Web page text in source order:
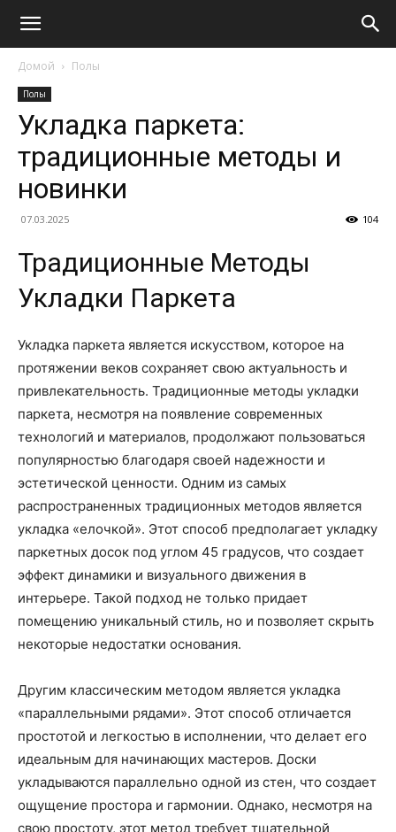
Домой Полы
Полы
Укладка паркета:
традиционные методы и
новинки
07.03.2025 104
Традиционные Методы
Укладки Паркета
Укладка паркета является искусством, которое на
протяжении веков сохраняет свою актуальность и
привлекательность. Традиционные методы укладки
паркета, несмотря на появление современных
технологий и материалов, продолжают пользоваться
популярностью благодаря своей надежности и
эстетической ценности. Одним из самых
распространенных традиционных методов является
укладка «елочкой». Этот способ предполагает укладку
паркетных досок под углом 45 градусов, что создает
эффект динамики и визуального движения в
интерьере. Такой подход не только придает
помещению уникальный стиль, но и позволяет скрыть
некоторые недостатки основания.
Другим классическим методом является укладка
«параллельными рядами». Этот способ отличается
простотой и легкостью в исполнении, что делает его
идеальным для начинающих мастеров. Доски
укладываются параллельно одной из стен, что создает
ощущение простора и гармонии. Однако, несмотря на
свою простоту, этот метод требует тщательной